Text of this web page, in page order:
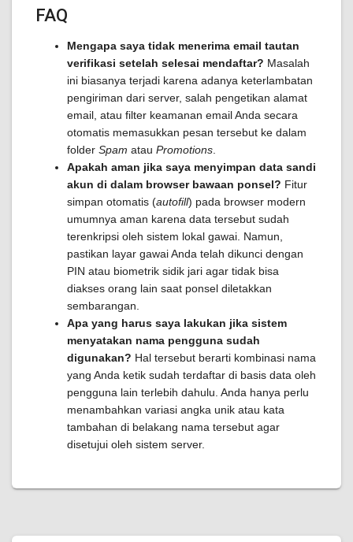
FAQ
Mengapa saya tidak menerima email tautan
verifikasi setelah selesai mendaftar? Masalah
ini biasanya terjadi karena adanya keterlambatan
pengiriman dari server, salah pengetikan alamat
email, atau filter keamanan email Anda secara
otomatis memasukkan pesan tersebut ke dalam
folder Spam atau Promotions
Apakah aman jika saya menyimpan data sandi
akun di dalam browser bawaan ponsel? Fitur
simpan otomatis (autofill) pada browser modern
umumnya aman karena data tersebut sudah
terenkripsi oleh sistem lokal gawai. Namun,
pastikan layar gawai Anda telah dikunci dengan
PIN atau biometrik sidik jari agar tidak bisa
diakses orang lain saat ponsel diletakkan
sembarangan.
Apa yang harus saya lakukan jika sistem
menyatakan nama pengguna sudah
digunakan? Hal tersebut berarti kombinasi nama
yang Anda ketik sudah terdaftar di basis data oleh
pengguna lain terlebih dahulu. Anda hanya perlu
menambahkan variasi angka unik atau kata
tambahan di belakang nama tersebut agar
disetujui oleh sistem server.